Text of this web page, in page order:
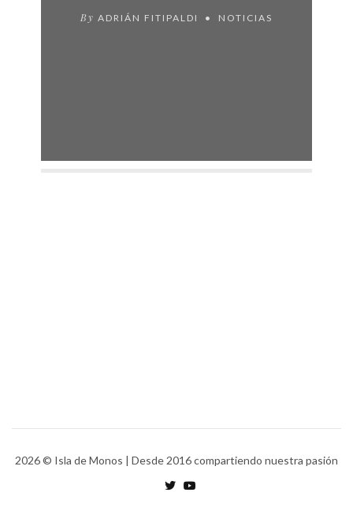
By ADRIÁN FITIPALDI NOTICIAS
2026© Isla de Monos | Desde 2016 compartiendo nuestra pasión